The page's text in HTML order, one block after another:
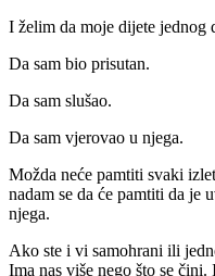
I želim da moje dijete jednog
Da sam bio prisutan.
Da sam slušao.
Da sam vjerovao u njega.
Možda neće pamtiti svaki
nadam se da će pamtiti da je
njega.
Ako ste i vi samohrani ili
Ima nas više nego što se